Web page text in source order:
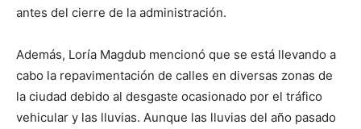
antes del cierre de la administración.
Además, Loría Magdub mencionó que se está llevando a
cabo la repavimentación de calles en diversas zonas de
la ciudad debido al desgaste ocasionado por el tráfico
vehicular y las lluvias. Aunque las lluvias del año pasado